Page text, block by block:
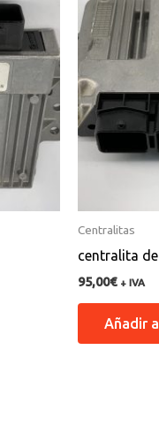
Centralitas
centralita
95,00€ + IVA
Añadir